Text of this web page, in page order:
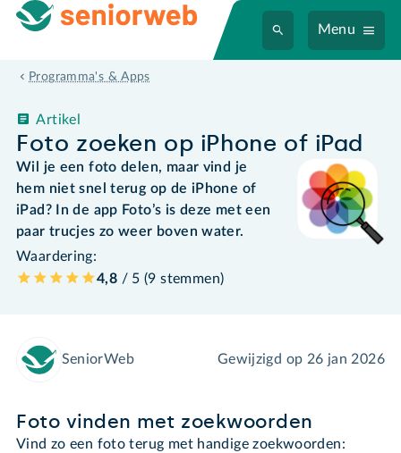
Menu
Programma's & Apps
Foto zoeken op iPhone of iPad
Artikel
Wil je een foto delen, maar vind je
hem niet snel terug op de iPhone of
iPad? In de app Foto’s is deze met een
paar trucjes zo weer boven water.
Waardering:
4,8 / 5 (9 stemmen)
SeniorWeb Gewijzigd op 26 jan 2026
Foto vinden met zoekwoorden
Vind zo een foto terug met handige zoekwoorden: